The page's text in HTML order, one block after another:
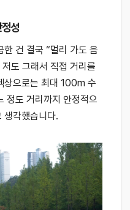
성
건 결국 “멀리 가도 음
도 그래서 직접 거리를
상으로는 최대 100m 수
정도 거리까지 안정적으
생각했습니다.